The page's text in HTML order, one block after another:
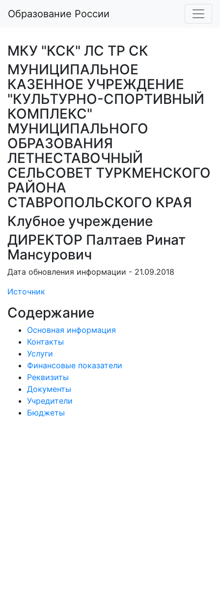
Образование России
МКУ "КСК" ЛС ТР СК
МУНИЦИПАЛЬНОЕ
КАЗЕННОЕ УЧРЕЖДЕНИЕ
"КУЛЬТУРНО-СПОРТИВНЫЙ
КОМПЛЕКС"
МУНИЦИПАЛЬНОГО
ОБРАЗОВАНИЯ
ЛЕТНЕСТАВОЧНЫЙ
СЕЛЬСОВЕТ ТУРКМЕНСКОГО
РАЙОНА
СТАВРОПОЛЬСКОГО КРАЯ
Клубное учреждение
ДИРЕКТОР Палтаев Ринат
Мансурович
Дата обновления информации - 21.09.2018
Источник
Содержание
Основная информация
Контакты
Услуги
Финансовые показатели
Реквизиты
Документы
Учредители
Бюджеты